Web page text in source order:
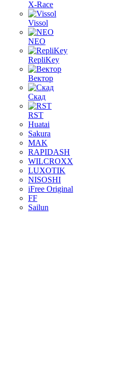
X-Race
Vissol
NEO
RepliKey
Вектор
Скад
RST
Huatai
Sakura
MAK
RAPIDASH
WILCROXX
LUXOTIK
NISOSHI
iFree Original
FF
Sailun